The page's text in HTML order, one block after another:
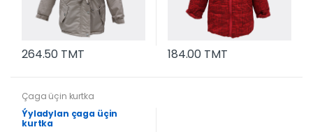
264.50 TMT 184.00 TMT
Çaga üçin kurtka
Ýyladylan çaga üçin
kurtka